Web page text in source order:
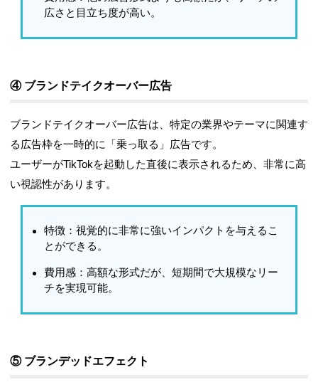
広さと目立ち度が高い。
④ ブランドテイクオーバー広告
ブランドテイクオーバー広告は、特定の業界やテーマに関連す
る広告枠を一時的に「乗っ取る」広告です。
ユーザーがTikTokを起動した直後に表示されるため、非常に高
い視認性があります。
特徴 ：視覚的に非常に強いインパクトを与えるこ
とができる。
費用感 ：高額な形式だが、短期間で大規模なリー
チを実現可能。
⑤ ブランデッドエフェクト